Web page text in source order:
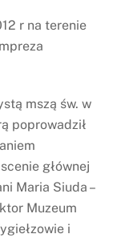
r na terenie
mszą św. w
poprowadził
głównej
Maria Siuda –
Muzeum
i